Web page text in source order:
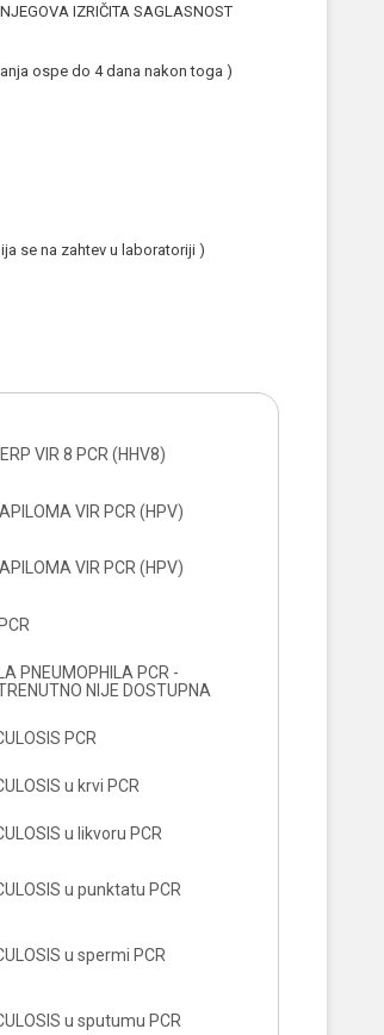
IZRIČITA SAGLASNOST
ospe do 4 dana nakon toga )
se na zahtev u laboratoriji )
VIR 8 PCR (HHV8)
VIR PCR (HPV)
VIR PCR (HPV)
PNEUMOPHILA PCR -
NIJE DOSTUPNA
PCR
u krvi PCR
u likvoru PCR
u punktatu PCR
u spermi PCR
u sputumu PCR